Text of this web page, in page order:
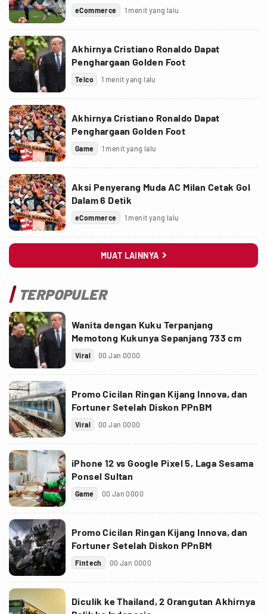
eCommerce 1 menit yang lalu
Akhirnya Cristiano Ronaldo Dapat
Penghargaan Golden Foot
Telco 1 menit yang lalu
Akhirnya Cristiano Ronaldo Dapat
Penghargaan Golden Foot
Game 1 menit yang lalu
Aksi Penyerang Muda AC Milan Cetak Gol
Dalam 6 Detik
eCommerce 1 menit yang lalu
MUAT LAINNYA 
TERPOPULER
Wanita dengan Kuku Terpanjang
Memotong Kukunya Sepanjang 733 cm
Viral 00 Jan 0000
Promo Cicilan Ringan Kijang Innova, dan
Fortuner Setelah Diskon PPnBM
Viral 00 Jan 0000
iPhone 12 vs Google Pixel 5, Laga Sesama
Ponsel Sultan
Game 00 Jan 0000
Promo Cicilan Ringan Kijang Innova, dan
Fortuner Setelah Diskon PPnBM
Fintech 00 Jan 0000
Diculik ke Thailand, 2 Orangutan Akhirnya